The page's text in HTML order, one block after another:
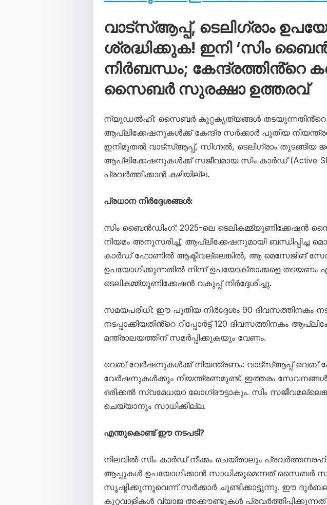
വാട്‌സ്ആപ്പ്, ടെലിഗ്രാം
ശ്രദ്ധിക്കുക! ഇനി ‘സിം
നിർബന്ധം; കേന്ദ്രത്തിൻ്റെ
സൈബർ സുരക്ഷാ ഉത്തരവ്
ന്യൂഡൽഹി: സൈബർ കുറ്റകൃത്യങ്ങൾ തടയുന്നതിൻ്റെ
ആപ്ലിക്കേഷനുകൾക്ക് കേന്ദ്ര സർക്കാർ പുതിയ
ഇനിമുതൽ വാട്‌സ്ആപ്പ്, സിഗ്നൽ, ടെലിഗ്രാം തുടങ്ങിയ
ആപ്ലിക്കേഷനുകൾക്ക് സജീവമായ സിം കാർഡ് (Active
പ്രവർത്തിക്കാൻ കഴിയില്ല.
പ്രധാന നിർദ്ദേശങ്ങൾ:
സിം ബൈൻഡിംഗ്: 2025-ലെ ടെലികമ്മ്യൂണിക്കേഷൻ
നിയമം അനുസരിച്ച്, ആപ്ലിക്കേഷനുമായി ബന്ധിപ്പിച്ച
കാർഡ് ഫോണിൽ ആക്ടീവല്ലെങ്കിൽ, ആ മെസേജിങ്
ഉപയോഗിക്കുന്നതിൽ നിന്ന് ഉപയോക്താക്കളെ തടയണം
ടെലികമ്മ്യൂണിക്കേഷൻ വകുപ്പ് നിർദ്ദേശിച്ചു.
സമയപരിധി: ഈ പുതിയ നിർദ്ദേശം 90 ദിവസത്തിനകം
നടപ്പാക്കിയതിൻ്റെ റിപ്പോർട്ട് 120 ദിവസത്തിനകം
മന്ത്രാലയത്തിന് സമർപ്പിക്കുകയും വേണം.
വെബ് വേർഷനുകൾക്ക് നിയന്ത്രണം: വാട്‌സ്ആപ്പ് വെബ്
വേർഷനുകൾക്കും നിയന്ത്രണമുണ്ട്. ഇത്തരം
ഒരിക്കൽ സ്വമേധയാ ലോഗ്ഔട്ടാകും. സിം
ചെയ്യാനും സാധിക്കില്ല.
എന്തുകൊണ്ട് ഈ നടപടി?
നിലവിൽ സിം കാർഡ് നീക്കം ചെയ്താലും
ആപ്പുകൾ ഉപയോഗിക്കാൻ സാധിക്കുമെന്നത് സൈബർ
സൃഷ്ടിക്കുന്നുവെന്ന് സർക്കാർ ചൂണ്ടിക്കാട്ടുന്നു. ഈ
കുറ്റവാളികൾ വ്യാജ അക്കൗണ്ടുകൾ